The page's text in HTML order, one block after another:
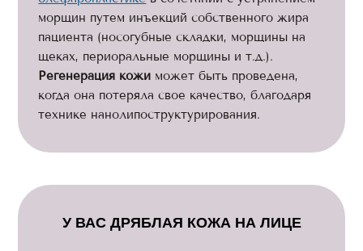
морщин путем инъекций собственного жира
пациента (носогубные складки, морщины на
щеках, периоральные морщины и т.д.).
Регенерация кожи может быть проведена,
когда она потеряла свое качество, благодаря
технике нанолипоструктурирования.
У ВАС ДРЯБЛАЯ КОЖА НА ЛИЦЕ